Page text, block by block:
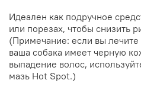
Идеален как подручное
или порезах, чтобы снизить
(Примечание: если вы
ваша собака имеет черную
выпадение волос,
мазь Hot Spot.)